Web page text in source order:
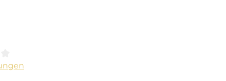
Bewertung von 0 von 5 Sternen